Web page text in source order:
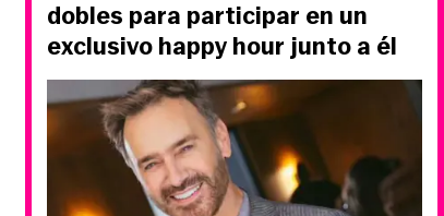
dobles para participar en un
exclusivo happy hour junto a él